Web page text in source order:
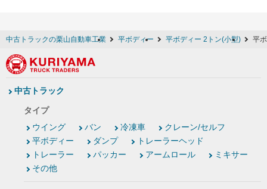
中古トラックの栗山自動車工業 平ボディー 平ボディー 2トン(小型) 平
中古トラック
タイプ
ウイング
バン 冷凍車
クレーン/セルフ
平ボディー
ダンプ
トレーラーヘッド
トレーラー
パッカー アームロール
ミキサー
その他